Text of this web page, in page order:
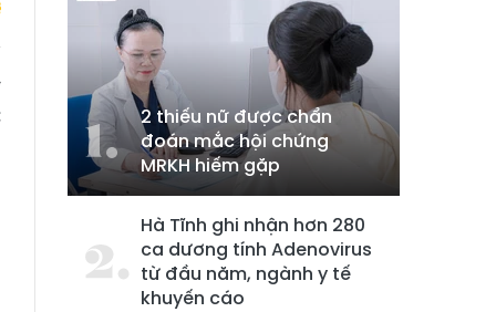
2 thiếu nữ được chẩn
đoán mắc hội chứng
MRKH hiếm gặp
Hà Tĩnh ghi nhận hơn 280
ca dương tính Adenovirus
từ đầu năm, ngành y tế
khuyến cáo